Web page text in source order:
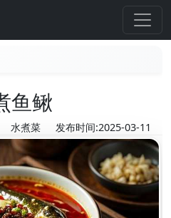
鱼鳅
水煮菜 发布时间:2025-03-11